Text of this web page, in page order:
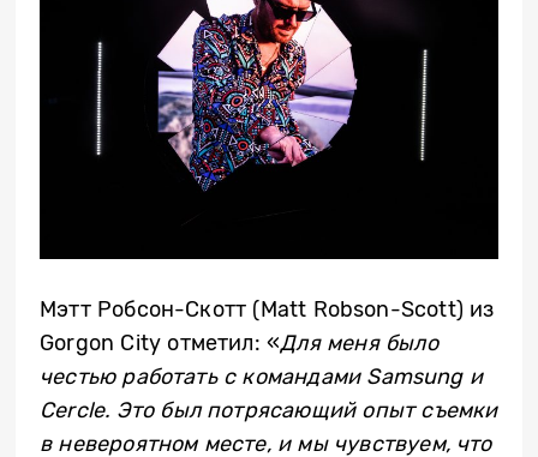
Мэтт Робсон-Скотт (Matt Robson-Scott) из
Gorgon City отметил: «Для меня было
честью работать с командами Samsung и
Cercle. Это был потрясающий опыт съемки
в невероятном месте, и мы чувствуем, что